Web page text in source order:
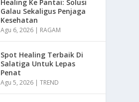
Healing Ke Pantai: Solusi
Galau Sekaligus Penjaga
Kesehatan
Agu 6, 2026 | RAGAM
Spot Healing Terbaik Di
Salatiga Untuk Lepas
Penat
Agu 5, 2026 |TREND